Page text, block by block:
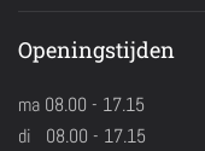
Openingstijden
ma 08.00 - 17.15
di 08.00 - 17.15